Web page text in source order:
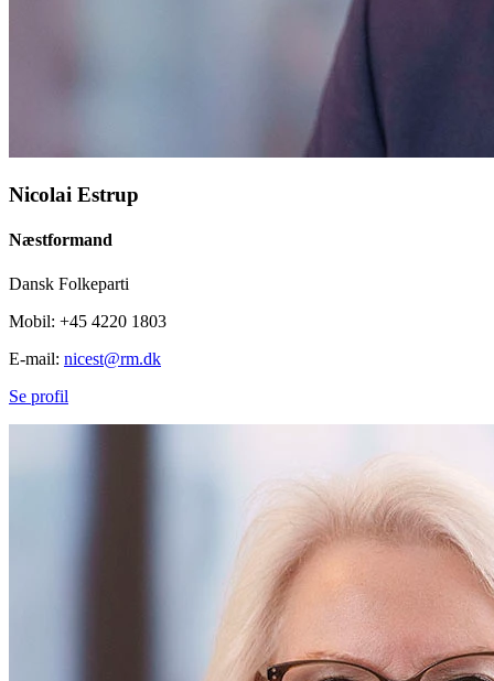
Nicolai Estrup
Næstformand
Dansk Folkeparti
Mobil: +45 4220 1803
E-mail: nicest@rm.dk
Se profil